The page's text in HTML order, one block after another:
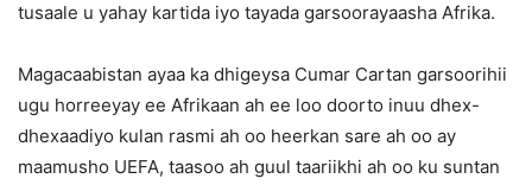
tusaale u yahay kartida iyo tayada garsoorayaasha Afrika.
Magacaabistan ayaa ka dhigeysa Cumar Cartan garsoorihii
ugu horreeyay ee Afrikaan ah ee loo doorto inuu dhex-
dhexaadiyo kulan rasmi ah oo heerkan sare ah oo ay
maamusho UEFA, taasoo ah guul taariikhi ah oo ku suntan